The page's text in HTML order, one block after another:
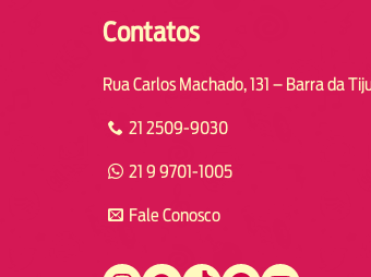
Contatos
Rua Carlos Machado, 131 – Barra da
21 2509-9030
21 9 9701-1005
Fale Conosco